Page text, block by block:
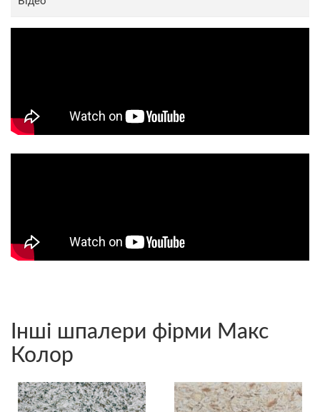
Інші шпалери фірми Макс
Колор